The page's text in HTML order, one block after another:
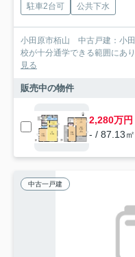
駐車2台可 公共下水
小田原市栢山 中古戸建：小
校が十分通学できる範囲にあ
見る
販売中の物件
2,280万円
- / 87.13
中古一戸建